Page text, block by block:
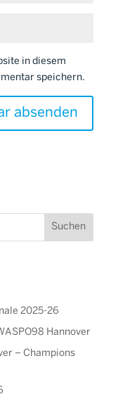
in diesem
speichern.
2025-26
Hannover
– Champions